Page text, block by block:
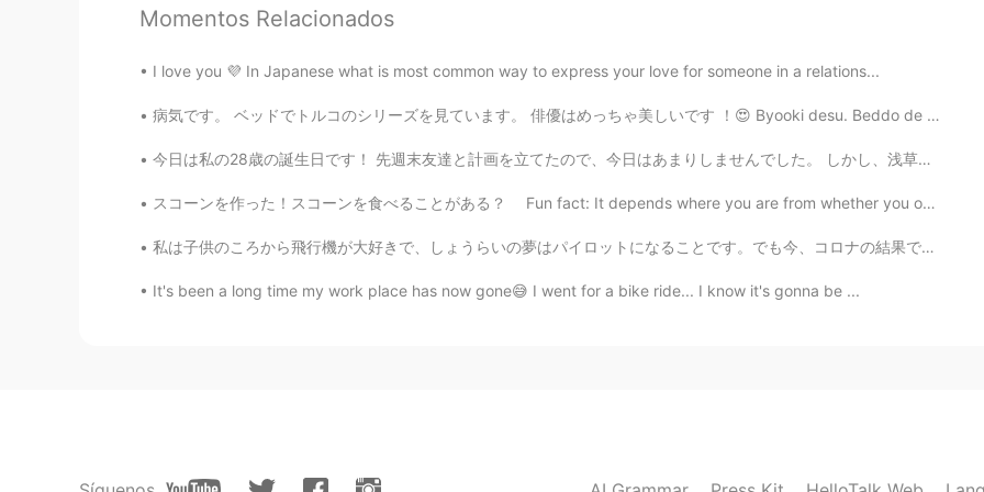
CN EN
Momentos Relacionados
I love you 💜 In Japanese what is most common way to express your love for someone in a relations...
病気です。 ベッドでトルコのシリーズを見ています。 俳優はめっちゃ美しいです ！😍 Byooki desu. Beddo de Toruko no shiriizu o mite imasu....
今日は私の28歳の誕生日です！ 先週末友達と計画を立てたので、今日はあまりしませんでした。 しかし、浅草に行ってアイスクリームをもらいました。 私を招待してくれてありがとう。 私はこのアプリで...
スコーンを作った！スコーンを食べることがある？ Fun fact: It depends where you are from whether you out jam or cream on...
私は子供のころから飛行機が大好きで、しょうらいの夢はパイロットになることです。でも今、コロナの結果で航空会社の残業が下がってしまって、失業中のパイロットが多い。でも数年がかかっても航空会社の残業...
It's been a long time my work place has now gone😅 I went for a bike ride... I know it's gonna be ...